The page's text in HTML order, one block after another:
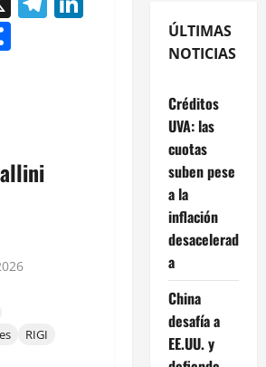
RIGI
ÚLTIMAS
NOTICIAS
Créditos
UVA: las
cuotas
suben pese
a la
inflación
desacelerad
a
China
desafía a
EE.UU. y